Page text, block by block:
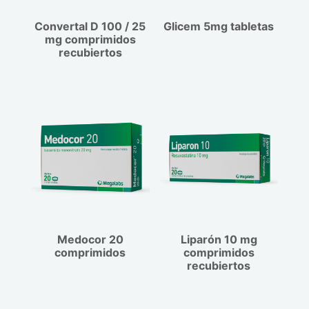
con determinada dosis de Convertal Plus.
de volumen. - Insuficiencia hepática o
renal. - Hiperpotasemia. - Estenosis de la
Convertal D 100 / 25
mg comprimidos
recubiertos
Glicem 5mg tabletas
Medocor 20
comprimidos
Liparón 10 mg
comprimidos
recubiertos